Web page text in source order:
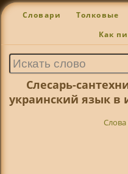
Словари Толковые
Как
Слесарь-
украинский язык в
Слова